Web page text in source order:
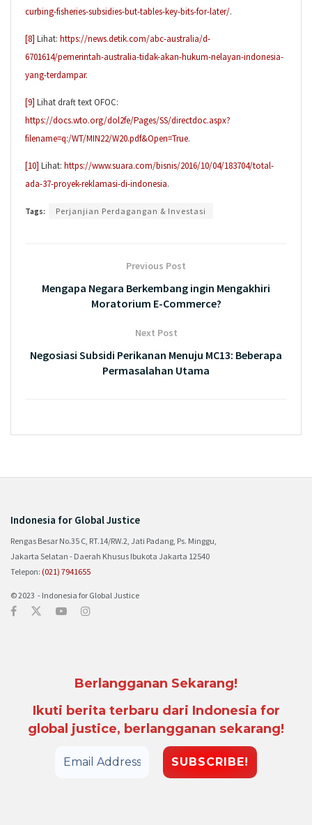
curbing-fisheries-subsidies-but-tables-key-bits-for-later/.
[8] Lihat: https://news.detik.com/abc-australia/d-
6701614/pemerintah-australia-tidak-akan-hukum-nelayan-indonesia-
yang-terdampar.
[9] Lihat draft text OFOC:
https://docs.wto.org/dol2fe/Pages/SS/directdoc.aspx?
filename=q:/WT/MIN22/W20.pdf&Open=True.
[10] Lihat: https://www.suara.com/bisnis/2016/10/04/183704/total-
ada-37-proyek-reklamasi-di-indonesia.
Tags: Perjanjian Perdagangan & Investasi
Previous Post
Mengapa Negara Berkembang ingin Mengakhiri
Moratorium E-Commerce?
Next Post
Negosiasi Subsidi Perikanan Menuju MC13: Beberapa
Permasalahan Utama
Indonesia for Global Justice
Rengas Besar No.35 C, RT.14/RW.2, Jati Padang, Ps. Minggu,
Jakarta Selatan - Daerah Khusus Ibukota Jakarta 12540
Telepon: (021) 7941655
© 2023 - Indonesia for Global Justice
Berlangganan Sekarang!
Ikuti berita terbaru dari Indonesia for
global justice, berlangganan sekarang!